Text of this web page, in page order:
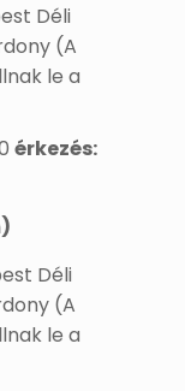
Déli
(A
le a
érkezés:
Déli
(A
le a